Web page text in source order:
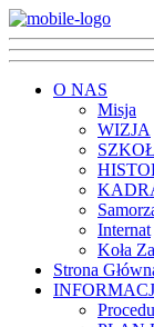
O NAS
Misja
WIZJA
Internat
Koła
Strona